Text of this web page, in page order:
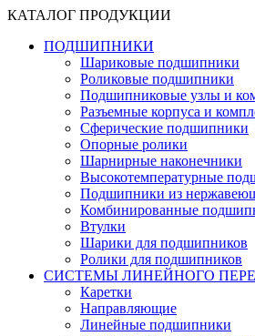
КАТАЛОГ ПРОДУКЦИИ
ПОДШИПНИКИ
Шариковые подшипники
Роликовые подшипники
Подшипниковые узлы и
Разъемные корпуса и
Сферические подшипники
Опорные ролики
Шарнирные наконечники
Высокотемпературные
Подшипники из
Комбинированные
Втулки
Шарики для подшипников
Ролики для подшипников
СИСТЕМЫ ЛИНЕЙНОГО
Каретки
Направляющие
Линейные подшипники